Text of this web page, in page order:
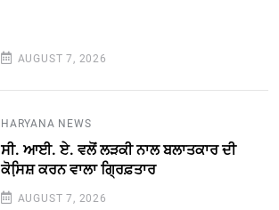
AUGUST 7, 2026
HARYANA NEWS
ਸੀ. ਆਈ. ਏ. ਵਲੋਂ ਲੜਕੀ ਨਾਲ ਬਲਾਤਕਾਰ ਦੀ
ਕੋਸਿ਼ਸ਼ ਕਰਨ ਵਾਲਾ ਗ੍ਰਿਫ਼ਤਾਰ
AUGUST 7, 2026